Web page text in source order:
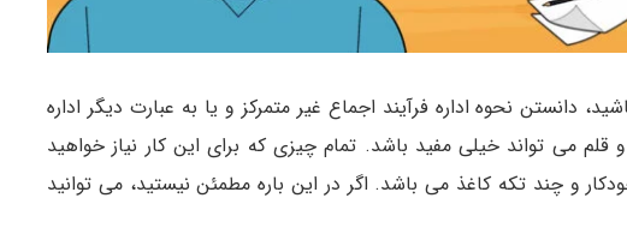
دانستن نحوه اداره فرآیند اجماع غیر متمرکز و یا به عبارت دیگر اداره
می تواند خیلی مفید باشد. تمام چیزی که برای این کار نیاز خواهید
و چند تکه کاغذ می باشد. اگر در این باره مطمئن نیستید، می توانید